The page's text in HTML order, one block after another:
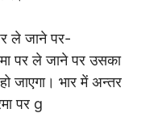
ले जाने पर-
पर ले जाने पर उसका
जाएगा। भार में अन्तर
पर g